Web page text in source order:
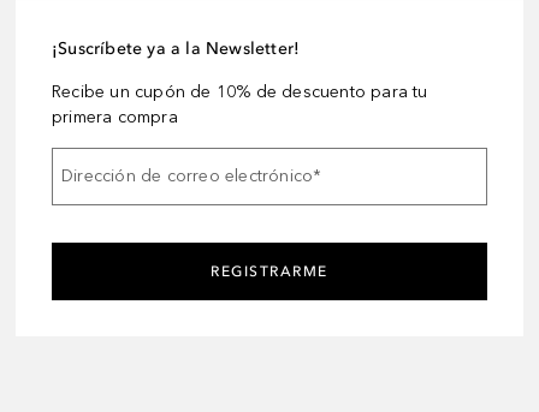
¡Suscríbete ya a la Newsletter!
Recibe un cupón de 10% de descuento para tu
primera compra
Dirección de correo electrónico*
REGISTRARME